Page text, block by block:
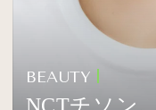
BEAUTY